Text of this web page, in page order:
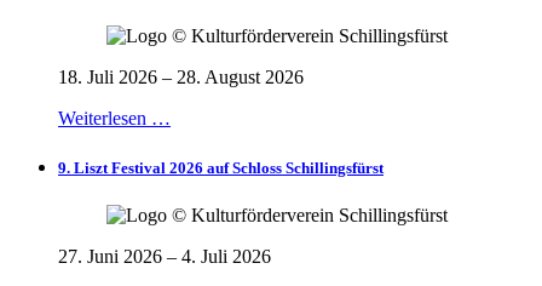
18. Juli 2026 – 28. August 2026
Weiterlesen …
9. Liszt Festival 2026 auf Schloss Schillingsfürst
27. Juni 2026 – 4. Juli 2026